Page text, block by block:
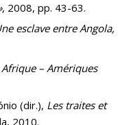
, 2008, pp. 43-63.
esclave entre Angola,
Afrique – Amériques
(dir.), Les traites et
2010.